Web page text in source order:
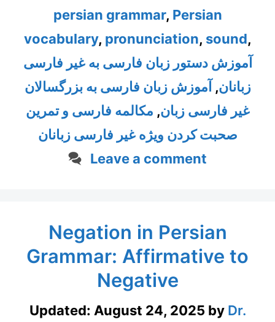
persian grammar, Persian
vocabulary, pronunciation, sound,
آموزش دستور زبان فارسی به غیر فارسی
زبانان, آموزش زبان فارسی به بزرگسالان
غیر فارسی زبان, مکالمه فارسی و تمرین
صحبت کردن ویژه غیر فارسی زبانان
Leave a comment
Negation in Persian
Grammar: Affirmative to
Negative
Updated: August 24, 2025 by Dr.